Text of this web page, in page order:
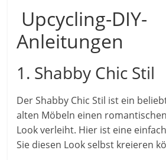
Upcycling-DIY-
Anleitungen
1. Shabby Chic Stil
Der Shabby Chic Stil ist ein
alten Möbeln einen
Look verleiht. Hier ist eine
Sie diesen Look selbst kreieren